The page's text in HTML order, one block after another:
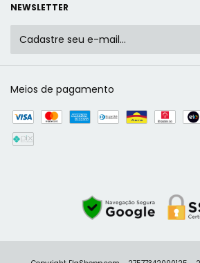
NEWSLETTER
Meios de pagamento